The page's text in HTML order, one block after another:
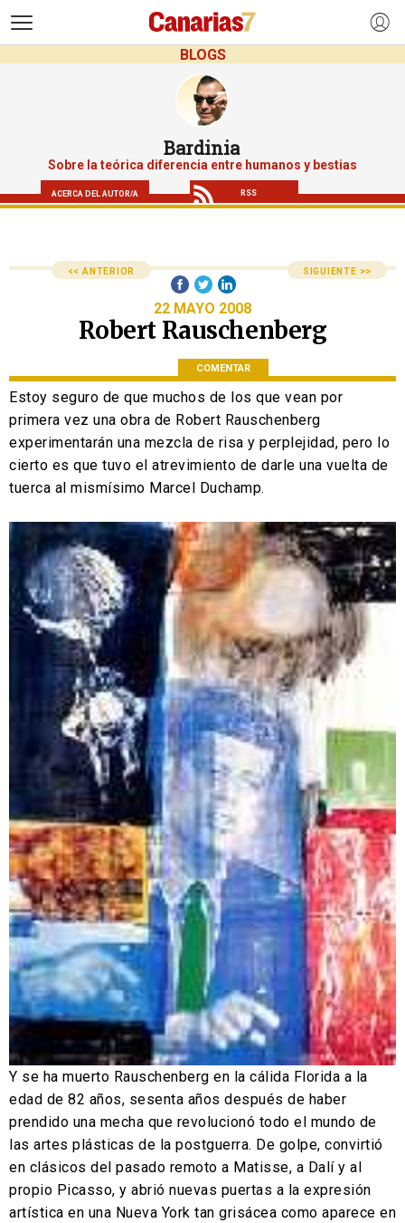
BLOGS
Bardinia
Sobre la teórica diferencia entre humanos y bestias
ACERCA DEL AUTOR/A RSS
<< ANTERIOR SIGUIENTE >>
22 MAYO 2008
Robert Rauschenberg
COMENTAR
Estoy seguro de que muchos de los que vean por
primera vez una obra de Robert Rauschenberg
experimentarán una mezcla de risa y perplejidad, pero lo
cierto es que tuvo el atrevimiento de darle una vuelta de
tuerca al mismísimo Marcel Duchamp.
Y se ha muerto Rauschenberg en la cálida Florida a la
edad de 82 años, sesenta años después de haber
prendido una mecha que revolucionó todo el mundo de
las artes plásticas de la postguerra. De golpe, convirtió
en clásicos del pasado remoto a Matisse, a Dalí y al
propio Picasso, y abrió nuevas puertas a la expresión
artística en una Nueva York tan grisácea como aparece en